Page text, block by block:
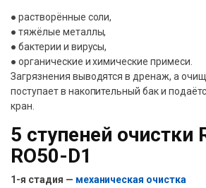
● растворённые соли,
● тяжёлые металлы,
● бактерии и вирусы,
● органические и химические примеси.
Загрязнения выводятся в дренаж, а
поступает в накопительный бак и
кран.
5 ступеней очистки
RO50-D1
1-я стадия — механическая очистка